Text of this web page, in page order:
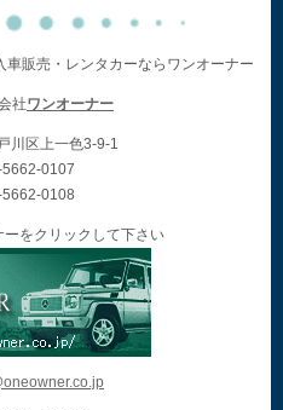
販売・レンタカーならワンオーナー
社ワンオーナー
川区上一色3-9-1
0107
5662-0108
をクリックして下さい